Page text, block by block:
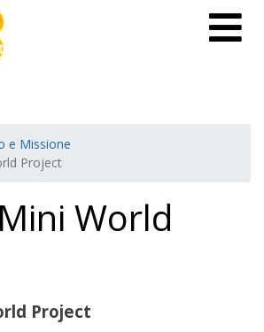
e Missione
Project
World
Project